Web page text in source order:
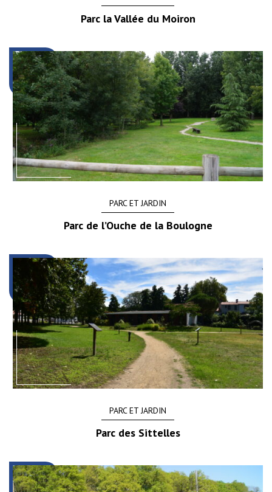
Parc la Vallée du Moiron
PARC ET JARDIN
Parc de l’Ouche de la Boulogne
PARC ET JARDIN
Parc des Sittelles